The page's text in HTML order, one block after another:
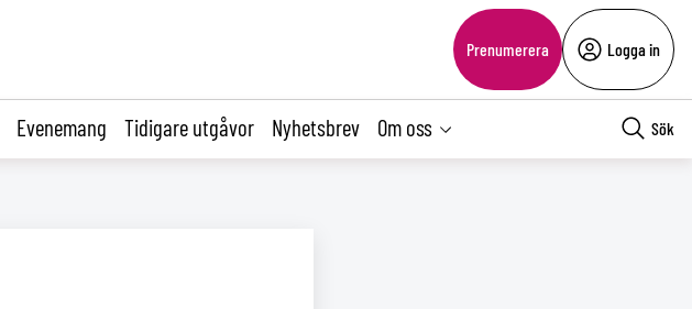
Prenumerera Logga in
Evenemang Tidigare utgåvor Nyhetsbrev Om oss Sök